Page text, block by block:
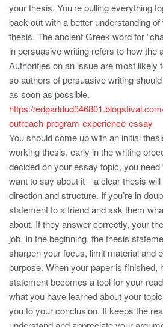
your thesis. You’re pulling everything
back out with a better understanding
thesis. The ancient Greek word for
in persuasive writing refers to how the
Authorities on an issue are most likely
so authors of persuasive writing
as soon as possible.
https://
outreach-program-experience-essay
You should come up with an initial
working thesis, early in the writing
decided on your essay topic, you
want to say about it—a clear thesis
direction and structure. If you’re in
statement to a friend and ask them
about. If they answer correctly, your
job. In the beginning, the thesis
sharpen your focus, limit material and
purpose. When your paper is finished,
statement becomes a tool for your
what you have learned about your
you to your conclusion. It keeps the